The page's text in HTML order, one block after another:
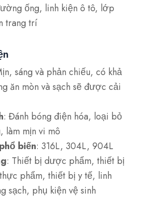
ống, linh kiện ô tô, lớp
trang trí
sáng và phản chiếu, có khả
ăn mòn và sạch sẽ được cải
: Đánh bóng điện hóa, loại bỏ
làm mịn vi mô
biến: 316L, 304L, 904L
: Thiết bị dược phẩm, thiết bị
phẩm, thiết bị y tế, linh
sạch, phụ kiện vệ sinh